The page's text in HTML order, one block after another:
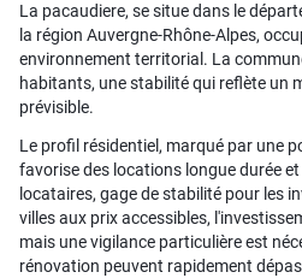
La pacaudiere, se situe dans le
la région Auvergne-Rhône-Alpes,
environnement territorial. La
habitants, une stabilité qui reflète un
prévisible.
Le profil résidentiel, marqué par une
favorise des locations longue durée
locataires, gage de stabilité pour les
villes aux prix accessibles,
mais une vigilance particulière est
rénovation peuvent rapidement